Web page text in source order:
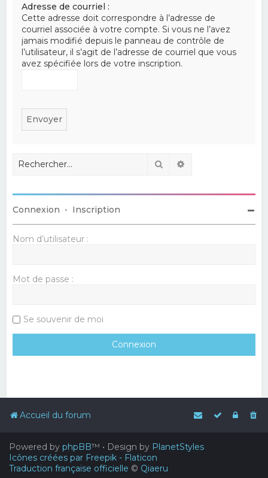
Adresse de courriel :
Cette adresse doit correspondre à l’adresse de
courriel associée à votre compte. Si vous ne l’avez
jamais modifié depuis le panneau de contrôle de
l’utilisateur, il s’agit de l’adresse de courriel que vous
avez spécifiée lors de votre inscription.
Rechercher
Connexion • Inscription
Nom d’utilisateur :
Mot de passe :
Se souvenir de moi
Accueil du forum
Powered by phpBB™ • Design by PlanetStyles
Icônes créées par Freepik - Flaticon
Traduction française officielle © Qiaeru